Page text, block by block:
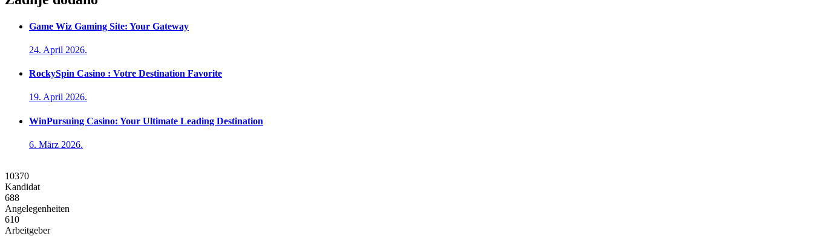
Game Wiz Gaming Site: Your Gateway
24. April 2026.
RockySpin Casino : Votre Destination Favorite
19. April 2026.
WinPursuing Casino: Your Ultimate Leading Destination
6. März 2026.
10370
Kandidat
688
Angelegenheiten
610
Arbeitgeber